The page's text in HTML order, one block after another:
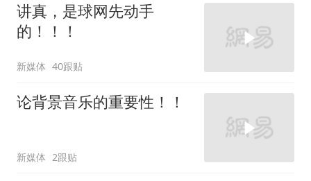
讲真，是球网先动手
的！！！
新媒体 40跟贴
论背景音乐的重要性！！
新媒体 2跟贴